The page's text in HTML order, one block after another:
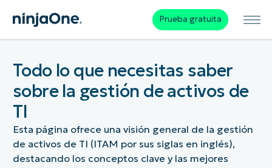
Prueba gratuita
Todo lo que necesitas saber
sobre la gestión de activos de
TI
Esta página ofrece una visión general de la gestión
de activos de TI (ITAM por sus siglas en inglés),
destacando los conceptos clave y las mejores